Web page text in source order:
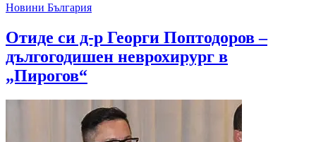
Новини България
Отиде си д-р Георги Поптодоров –
дългогодишен неврохирург в
„Пирогов“